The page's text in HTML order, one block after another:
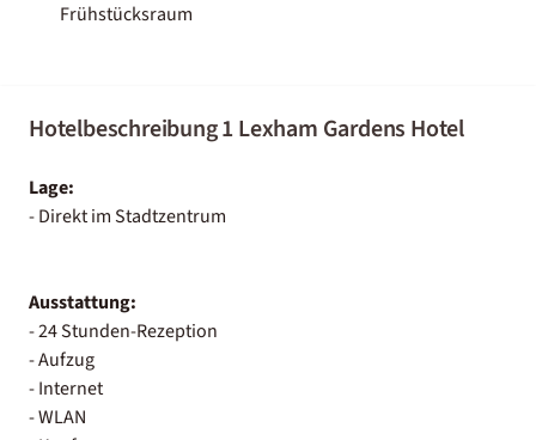
Frühstücksraum
Hotelbeschreibung 1 Lexham Gardens Hotel
Lage:
- Direkt im Stadtzentrum
Ausstattung:
- 24 Stunden-Rezeption
- Aufzug
- Internet
- WLAN